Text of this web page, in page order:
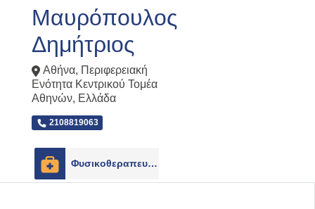
Μαυρόπουλος
Δημήτριος
Αθήνα, Περιφερειακή
Ενότητα Κεντρικού Τομέα
Αθηνών, Ελλάδα
2108819063
Φυσικοθεραπευτές